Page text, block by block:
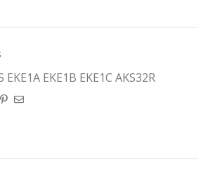
EKE1A EKE1B EKE1C AKS32R